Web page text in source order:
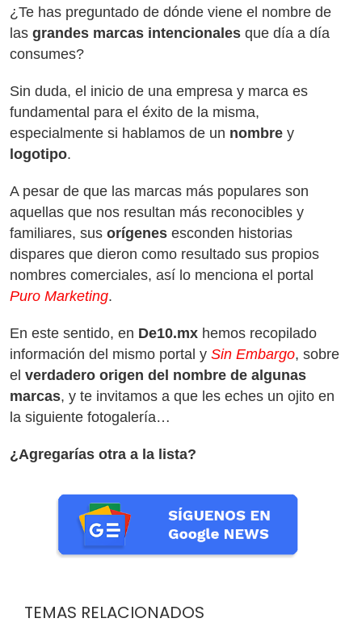
¿Te has preguntado de dónde viene el nombre de
las grandes marcas intencionales que día a día
consumes?
Sin duda, el inicio de una empresa y marca es
fundamental para el éxito de la misma,
especialmente si hablamos de un nombre y
logotipo.
A pesar de que las marcas más populares son
aquellas que nos resultan más reconocibles y
familiares, sus orígenes esconden historias
dispares que dieron como resultado sus propios
nombres comerciales, así lo menciona el portal
Puro Marketing.
En este sentido, en De10.mx hemos recopilado
información del mismo portal y Sin Embargo, sobre
el verdadero origen del nombre de algunas
marcas, y te invitamos a que les eches un ojito en
la siguiente fotogalería…
¿Agregarías otra a la lista?
TEMAS RELACIONADOS